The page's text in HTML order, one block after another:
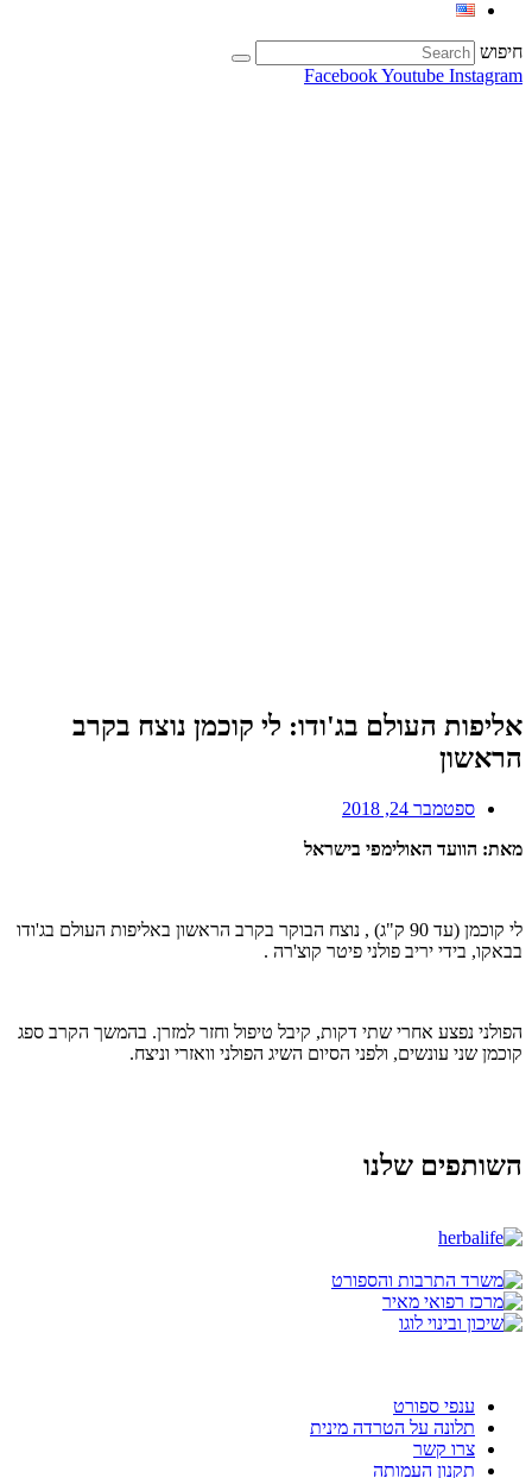
חיפוש
FacebookYoutube Instagram
אליפות העולם בג'ודו: לי קוכמן נוצח בקרב
הראשון
ספטמבר 24, 2018
מאת: הוועד האולימפי בישראל
לי קוכמן (עד 90 ק"ג) , נוצח הבוקר בקרב הראשון באליפות העולם בג'ודו
בבאקו, בידי יריב פולני פיטר קוצ'רה .
הפולני נפצע אחרי שתי דקות, קיבל טיפול וחזר למזרן. בהמשך הקרב ספג
קוכמן שני עונשים, ולפני הסיום השיג הפולני וואזרי וניצח.
השותפים שלנו
ענפי ספורט
תלונה על הטרדה מינית
צרו קשר
תקנון העמותה